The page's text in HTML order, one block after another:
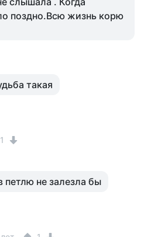
поздно.Всю жизнь корю
такая
1
петлю не залезла бы